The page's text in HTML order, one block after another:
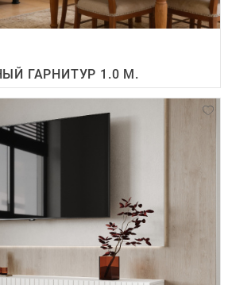
ГАРНИТУР 1.0 М.